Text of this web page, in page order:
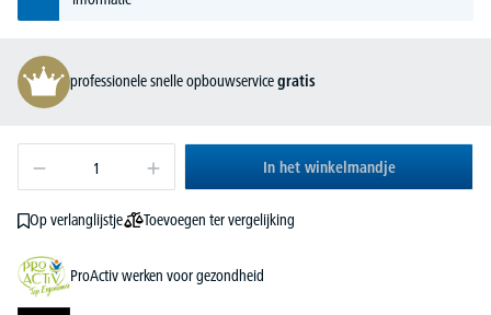
professionele snelle opbouwservicegratis
In het winkelmandje
Op verlanglijstje Toevoegen ter vergelijking
ProActiv werken voor gezondheid